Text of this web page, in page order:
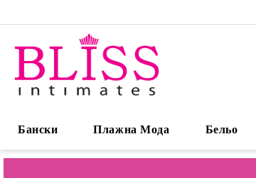
Бански Плажна Мода Бельо